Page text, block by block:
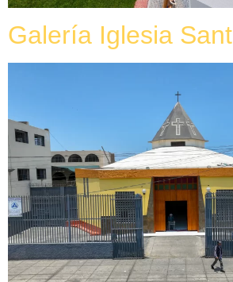
Galería Iglesia